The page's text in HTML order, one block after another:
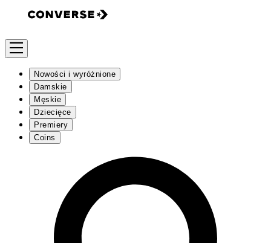
Nowości i wyróżnione
Damskie
Męskie
Dziecięce
Premiery
Coins